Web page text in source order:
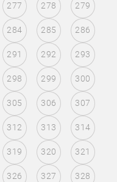
277 278 279
284 285 286
291 292 293
298 299 300
305 306 307
312 313 314
319 320 321
326 327 328